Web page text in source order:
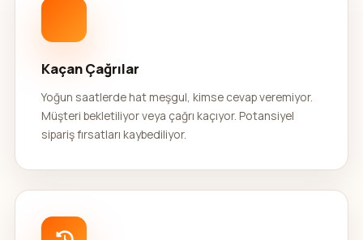
Kaçan Çağrılar
Yoğun saatlerde hat meşgul, kimse cevap veremiyor.
Müşteri bekletiliyor veya çağrı kaçıyor. Potansiyel
sipariş fırsatları kaybediliyor.